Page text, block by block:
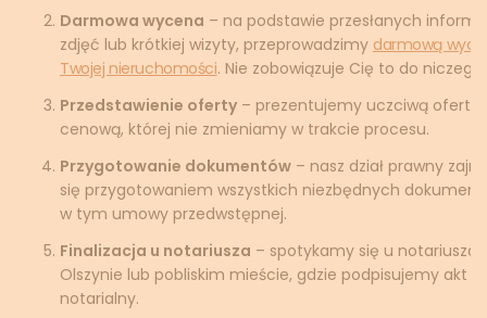
Darmowa wycena – na podstawie przesłanych
zdjęć lub krótkiej wizyty, przeprowadzimy darmową
Twojej nieruchomości. Nie zobowiązuje Cię to do niczego.
Przedstawienie oferty – prezentujemy uczciwą ofertę
cenową, której nie zmieniamy w trakcie procesu.
Przygotowanie dokumentów – nasz dział prawny
się przygotowaniem wszystkich niezbędnych
w tym umowy przedwstępnej.
Finalizacja u notariusza – spotykamy się u notariusza
Olszynie lub pobliskim mieście, gdzie podpisujemy akt
notarialny.